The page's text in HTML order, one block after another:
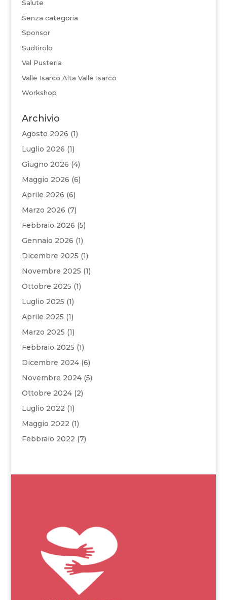
Salute
Senza categoria
Sponsor
Sudtirolo
Val Pusteria
Valle Isarco Alta Valle Isarco
Workshop
Archivio
Agosto 2026 (1)
Luglio 2026 (1)
Giugno 2026 (4)
Maggio 2026 (6)
Aprile 2026 (6)
Marzo 2026 (7)
Febbraio 2026 (5)
Gennaio 2026 (1)
Dicembre 2025 (1)
Novembre 2025 (1)
Ottobre 2025 (1)
Luglio 2025 (1)
Aprile 2025 (1)
Marzo 2025 (1)
Febbraio 2025 (1)
Dicembre 2024(6)
Novembre 2024(5)
Ottobre 2024(2)
Luglio 2022 (1)
Maggio 2022 (1)
Febbraio 2022 (7)